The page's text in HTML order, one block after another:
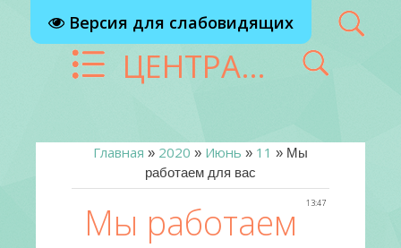
Версия для слабовидящих
ЦЕНТРАЛИЗОВАННАЯ БИБЛИОТЕЧНАЯ СИСТЕМА Г. РЕУТОВ
Главная » 2020 » Июнь » 11 » Мы
работаем для вас
13:47
Мы работаем